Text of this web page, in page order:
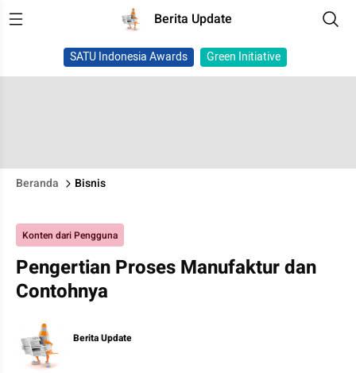
Berita Update
SATU Indonesia Awards Green Initiative
Beranda Bisnis
Konten dari Pengguna
Pengertian Proses Manufaktur dan
Contohnya
Berita Update